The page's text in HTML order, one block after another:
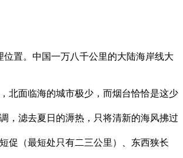
置。中国一万八千公里的大陆海岸线大
北面临海的城市极少，而烟台恰恰是这少
，滤去夏日的溽热，只将清新的海风拂过
促（最短处只有二三公里）、东西狭长